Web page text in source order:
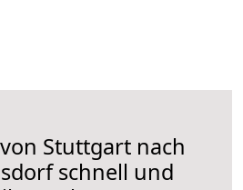
Stuttgart nach
schnell und